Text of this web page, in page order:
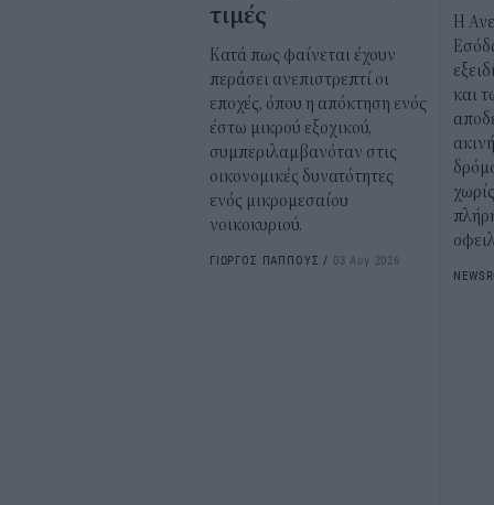
τιμές
Κατά πως φαίνεται έχουν
περάσει ανεπιστρεπτί οι
εποχές, όπου η απόκτηση ενός
έστω μικρού εξοχικού,
συμπεριλαμβανόταν στις
οικονομικές δυνατότητες
ενός μικρομεσαίου
νοικοκυριού.
ΓΙΩΡΓΟΣ ΠΑΠΠΟΥΣ / 03 Αυγ 2026
Η
και